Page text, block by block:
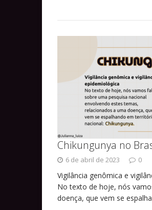
e
b
o
k
to
d
o
n
ai
l
ar
e
Chikungunya no
6 de abril de 2023 0
Vigilância genômica e
No texto de hoje, nós
doença, que vem se